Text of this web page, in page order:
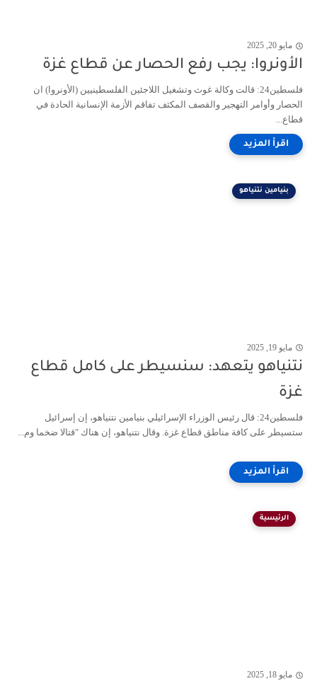
مايو 20, 2025
الأونروا: يجب رفع الحصار عن قطاع غزة
فلسطين24: قالت وكالة غوث وتشغيل اللاجئين الفلسطينيين (الأونروا) ان
الحصار وأوامر التهجير والقصف المكثف تفاقم الأزمة الإنسانية الحادة في
قطاع...
بنيامين نتنياهو
مايو 19, 2025
نتنياهو يتعهد: سنسيطر على كامل قطاع
غزة
فلسطين24: قال رئيس الوزراء الإسرائيلي بنيامين نتنياهو، إن إسرائيل
ستسيطر على كافة مناطق قطاع غزة. وقال نتنياهو، إن هناك "قتالا ضخما وم...
الرئيسية
مايو 18, 2025